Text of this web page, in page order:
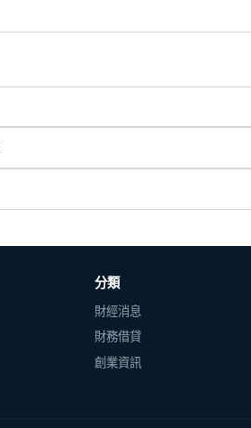
分類
財經消息
財務借貸
創業資訊